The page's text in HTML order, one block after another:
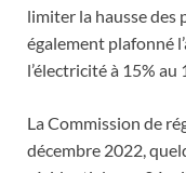
limiter la hausse des
également plafonné
l’électricité à 15% au
La Commission de
décembre 2022,